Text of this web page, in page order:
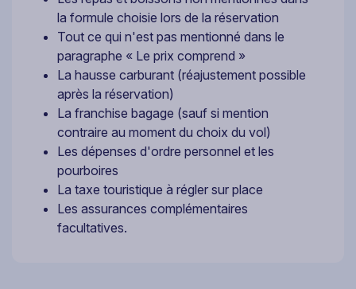
la formule choisie lors de la réservation
Tout ce qui n'est pas mentionné dans le
paragraphe « Le prix comprend »
La hausse carburant (réajustement possible
après la réservation)
La franchise bagage (sauf si mention
contraire au moment du choix du vol)
Les dépenses d'ordre personnel et les
pourboires
La taxe touristique à régler sur place
Les assurances complémentaires
facultatives.